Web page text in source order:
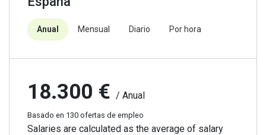
Anual Mensual Diario Por hora
18.300 € / Anual
Basado en 130 ofertas de empleo
Salaries are calculated as the average of salary